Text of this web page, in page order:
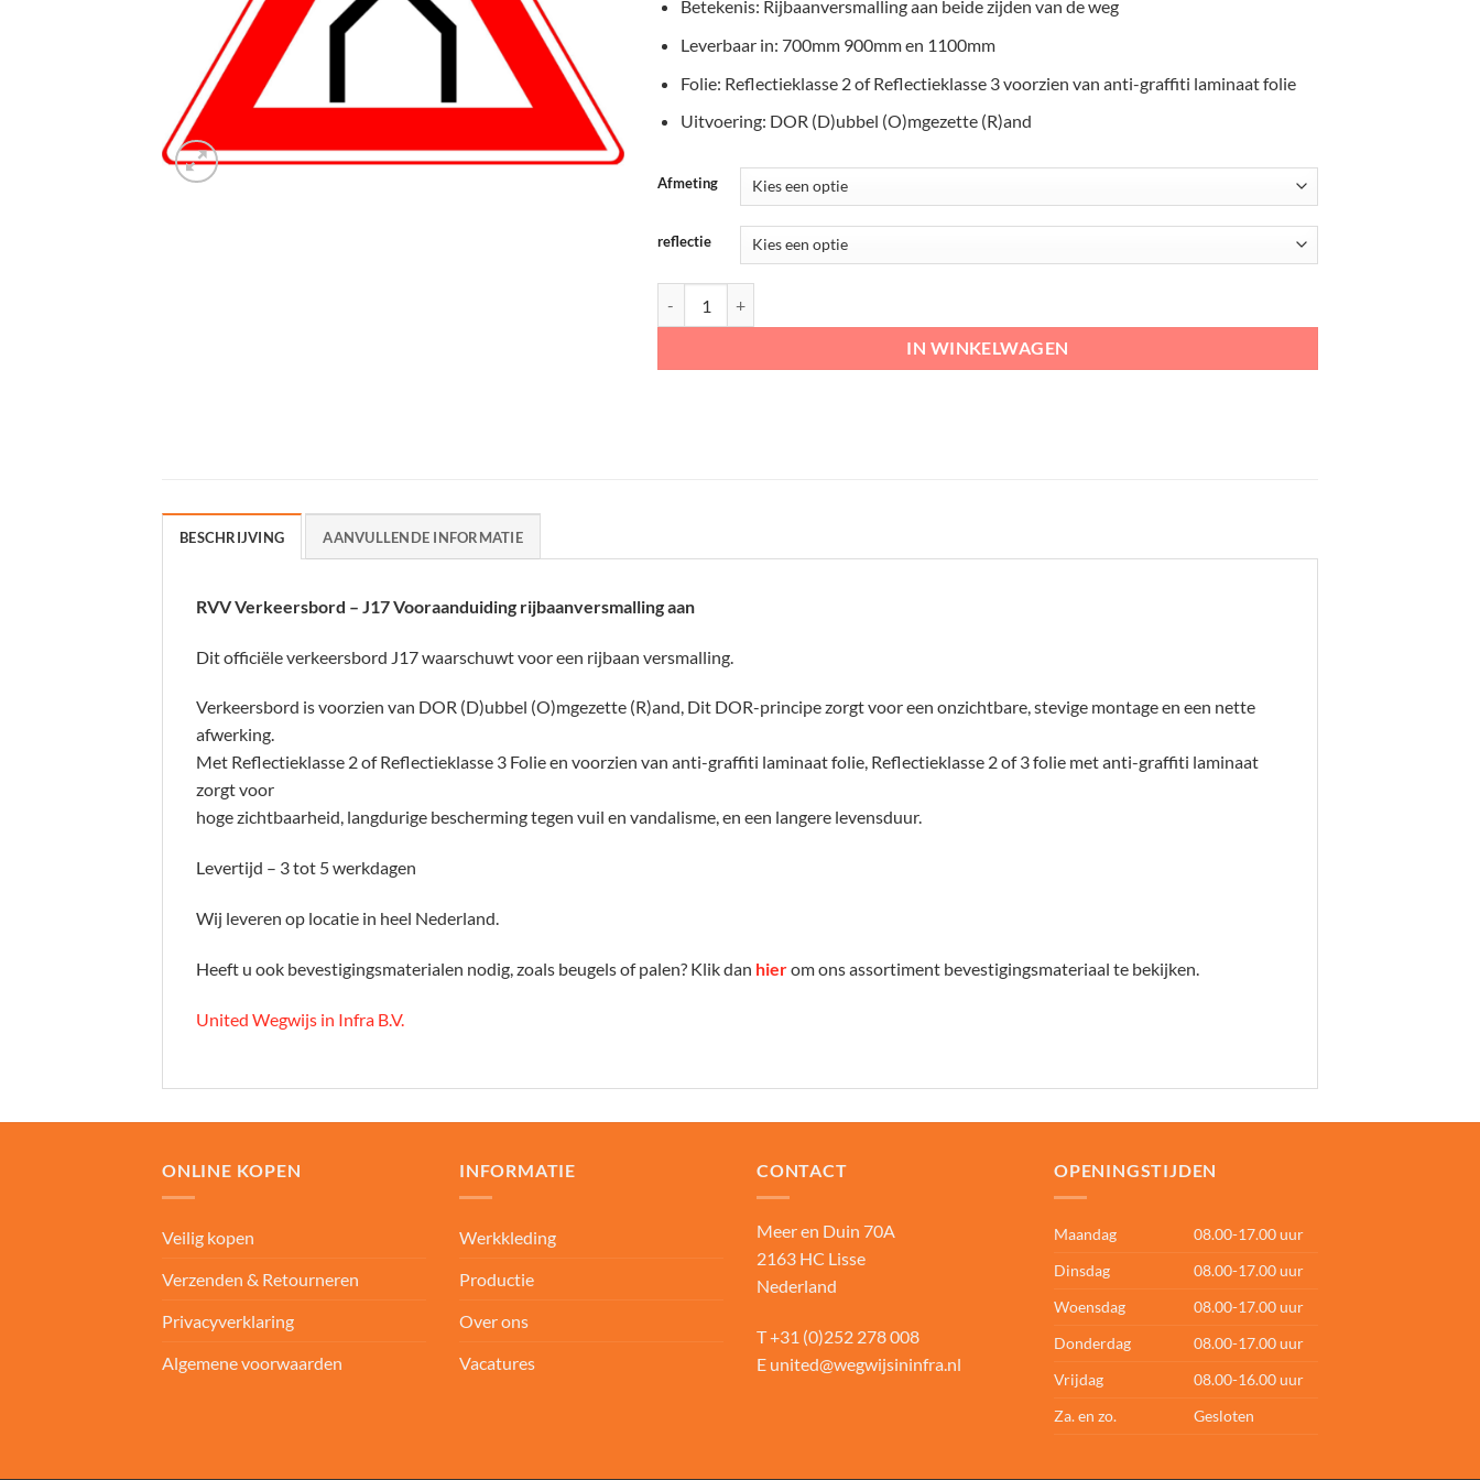
Betekenis: Rijbaanversmalling aan beide zijden van de weg
Leverbaar in: 700mm 900mm en 1100mm
Folie: Reflectieklasse 2 of Reflectieklasse 3 voorzien van anti-graffiti laminaat folie
Uitvoering: DOR (D)ubbel (O)mgezette (R)and
Afmeting
reflectie
IN WINKELWAGEN
BESCHRIJVING AANVULLENDE INFORMATIE
RVV Verkeersbord – J17 Vooraanduiding rijbaanversmalling aan
Dit officiële verkeersbord J17 waarschuwt voor een rijbaan versmalling.
Verkeersbord is voorzien van DOR (D)ubbel (O)mgezette (R)and, Dit DOR-principe zorgt voor een onzichtbare, stevige montage en een nette
afwerking.
Met Reflectieklasse 2 of Reflectieklasse 3 Folie en voorzien van anti-graffiti laminaat folie, Reflectieklasse 2 of 3 folie met anti-graffiti laminaat
zorgt voor
hoge zichtbaarheid, langdurige bescherming tegen vuil en vandalisme, en een langere levensduur.
Levertijd – 3 tot 5 werkdagen
Wij leveren op locatie in heel Nederland.
Heeft u ook bevestigingsmaterialen nodig, zoals beugels of palen? Klik dan hierom ons assortiment bevestigingsmateriaal te bekijken.
United Wegwijs in Infra B.V.
ONLINE KOPEN
Veilig kopen
Verzenden & Retourneren
Privacyverklaring
Algemene voorwaarden
INFORMATIE
Werkkleding
Productie
Over ons
Vacatures
CONTACT
Meer en Duin 70A
2163 HC Lisse
Nederland
T+31 (0)252 278 008
E united@wegwijsininfra.nl
OPENINGSTIJDEN
Maandag
08.00-17.00 uur
Dinsdag
08.00-17.00 uur
Woensdag
08.00-17.00 uur
Donderdag
08.00-17.00 uur
Vrijdag
08.00-16.00 uur
Za. en zo.
Gesloten